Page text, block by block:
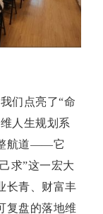
们点亮了“命
人生规划系
航道——它
求”这一宏大
长青、财富丰
复盘的落地维